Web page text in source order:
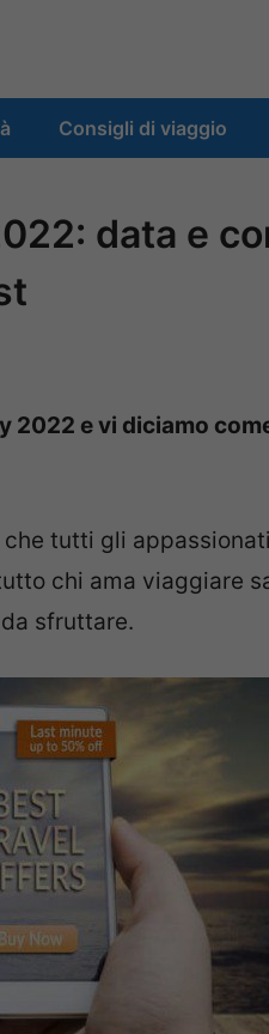
Consigli di viaggio
data e
2022 e vi diciamo
tutti gli
chi ama viaggiare
sfruttare.